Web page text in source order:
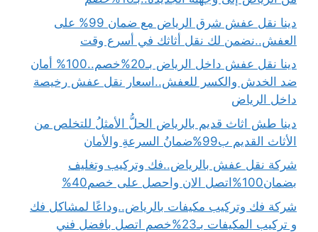
دينا نقل عفش شرق الرياض مع ضمان 99% على
العفش..نضمن لك نقل أثاثك في أسرع وقت
دينا نقل عفش داخل الرياض بـ20%خصم..100% أمان
ضد الخدش والكسر للعفش..اسعار نقل عفش رخيصة
داخل الرياض
دينا طش اثاث قديم بالرياض الحلُّ الأمثلُ للتخلص من
الأثاث القديم ب99%ضمانُ السرعةِ والأمان
شركة نقل عفش بالرياض..فك وتركيب وتغليف
بضمان100%اتصل الان واحصل على خصم40%
شركة فك وتركيب مكيفات بالرياض..وداعًا لمشاكل فك
و تركيب المكيفات بـ23%خصم اتصل بافضل فني